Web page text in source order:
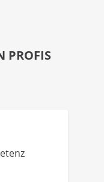
PROFIS